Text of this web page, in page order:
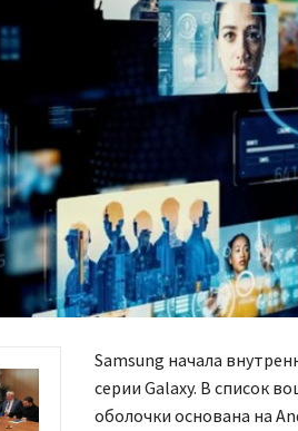
Samsung начала
серии Galaxy. В список
оболочки основана на